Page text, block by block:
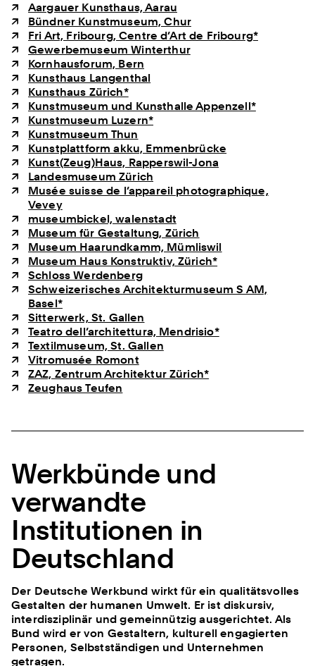
Aargauer Kunsthaus, Aarau
Bündner Kunstmuseum, Chur
Fri Art, Fribourg, Centre d’Art de Fribourg*
Gewerbemuseum Winterthur
Kornhausforum, Bern
Kunsthaus Langenthal
Kunsthaus Zürich*
Kunstmuseum und Kunsthalle Appenzell*
Kunstmuseum Luzern*
Kunstmuseum Thun
Kunstplattform akku, Emmenbrücke
Kunst(Zeug)Haus, Rapperswil-Jona
Landesmuseum Zürich
Musée suisse de l’appareil photographique,
Vevey
museumbickel, walenstadt
Museum für Gestaltung, Zürich
Museum Haarundkamm, Mümliswil
Museum Haus Konstruktiv, Zürich*
Schloss Werdenberg
Schweizerisches Architekturmuseum S AM,
Basel*
Sitterwerk, St. Gallen
Teatro dell’architettura, Mendrisio*
Textilmuseum, St. Gallen
Vitromusée Romont
ZAZ, Zentrum Architektur Zürich*
Zeughaus Teufen
Werkbünde und
verwandte
Institutionen in
Deutschland
Der Deutsche Werkbund wirkt für ein qualitätsvolles
Gestalten der humanen Umwelt. Er ist diskursiv,
interdisziplinär und gemeinnützig ausgerichtet. Als
Bund wird er von Gestaltern, kulturell engagierten
Personen, Selbstständigen und Unternehmen
getragen.